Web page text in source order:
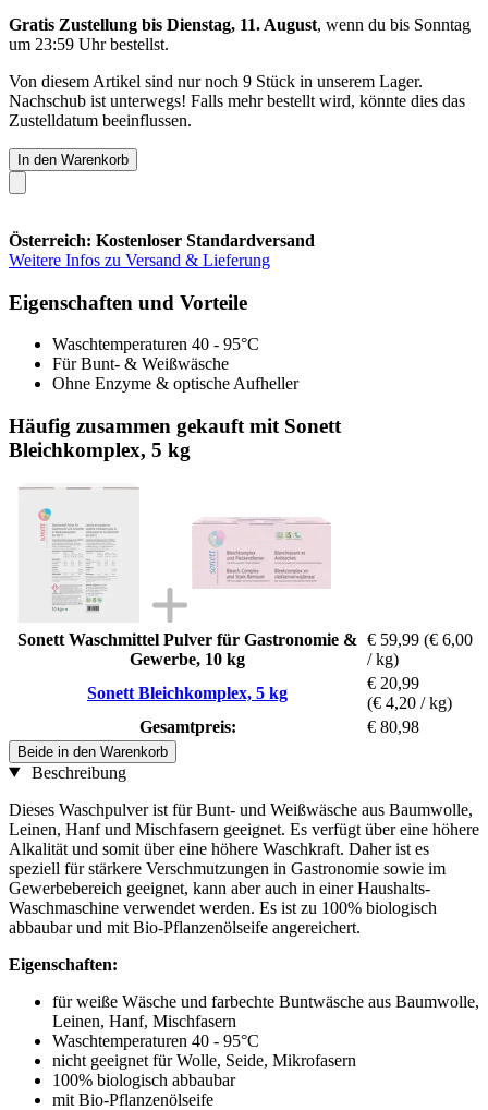
Gratis Zustellung bis Dienstag, 11. August, wenn du bis Sonntag
um 23:59 Uhrbestellst.
Von diesem Artikel sind nur noch 9 Stück in unserem Lager.
Nachschub ist unterwegs! Falls mehr bestellt wird, könnte dies das
Zustelldatum beeinflussen.
In den Warenkorb
Österreich: Kostenloser Standardversand
Weitere Infos zu Versand & Lieferung
Eigenschaften und Vorteile
Waschtemperaturen 40 - 95°C
Für Bunt- & Weißwäsche
Ohne Enzyme & optische Aufheller
Häufig zusammen gekauft mit Sonett
Bleichkomplex, 5 kg
Sonett Waschmittel Pulver für Gastronomie &
Gewerbe, 10 kg
€ 59,99 (€ 6,00
/ kg)
Sonett Bleichkomplex, 5 kg
€ 20,99
(€ 4,20 / kg)
Gesamtpreis:
€ 80,98
Beide in den Warenkorb
Beschreibung
Dieses Waschpulver ist für Bunt- und Weißwäsche aus Baumwolle,
Leinen, Hanf und Mischfasern geeignet. Es verfügt über eine höhere
Alkalität und somit über eine höhere Waschkraft. Daher ist es
speziell für stärkere Verschmutzungen in Gastronomie sowie im
Gewerbebereich geeignet, kann aber auch in einer Haushalts-
Waschmaschine verwendet werden. Es ist zu 100% biologisch
abbaubar und mit Bio-Pflanzenölseife angereichert.
Eigenschaften:
für weiße Wäsche und farbechte Buntwäsche aus Baumwolle,
Leinen, Hanf, Mischfasern
Waschtemperaturen 40 - 95°C
nicht geeignet für Wolle, Seide, Mikrofasern
100% biologisch abbaubar
mit Bio-Pflanzenölseife